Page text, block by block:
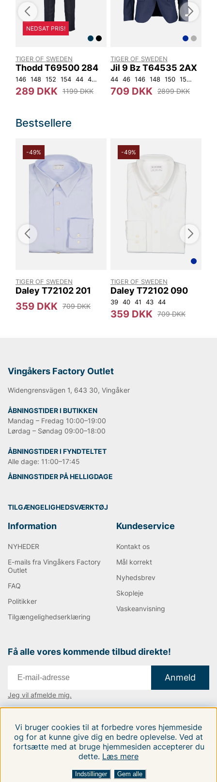
NEDSAT PRIS!
TIGER OF SWEDEN
Thodd T69500 284
146 148 152 154 44 46 50 52 54 56 92 104
289 DKK 1199 DKK
TIGER OF SWEDEN
Jil 9 Bz T64535 2AX
44 46 146 148 150 152
709 DKK 2899 DKK
Bestsellere
-49%
TIGER OF SWEDEN
Daley T72102 201
359 DKK 709 DKK
-49%
TIGER OF SWEDEN
Daley T72102 090
39 40 41 43 44
359 DKK 709 DKK
Vingåkers Factory Outlet
Widengrensvägen 1, 643 30, Vingåker
ÅBNINGSTIDER I BUTIKKEN
Mandag – Fredag 10:00–19:00
Lørdag – Søndag 09:00–18:00
ÅBNINGSTIDER I FYNDTELTET
Alle dage: 11:00–17:45
ÅBNINGSTIDER PÅ HELLIGDAGE
TILGÆNGELIGHEDSVÆRKTØJ
Information
NYHEDER
E-mails fra Vingåkers Factory
Outlet
FAQ
Politikker
Tilgængelighedserklæring
Kundeservice
Kontakt os
Mål korrekt
Nyhedsbrev
Skopleje
Vaskeanvisning
Få alle vores kommende tilbud direkte!
Anmeld
Jeg vil afmelde mig.
Følg os på vores sociale medier.
Vi bruger cookies til at forbedre vores hjemmeside
og for at kunne give dig en bedre oplevelse. Ved at
fortsætte med at bruge hjemmesiden accepterer du
dette. Læs mere
Indstillinger Gem alle